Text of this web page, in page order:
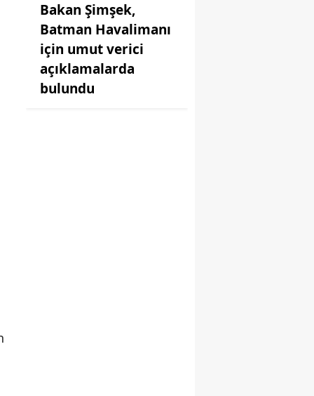
Bakan Şimşek,
Batman Havalimanı
için umut verici
açıklamalarda
bulundu